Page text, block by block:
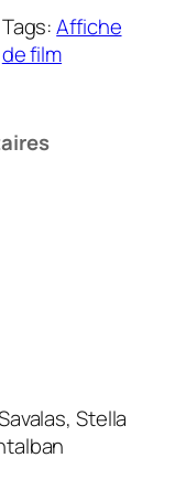
Tags:Affiche
de film
Stella